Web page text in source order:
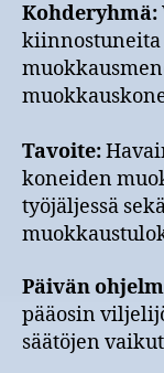
Kohderyhmä:
Tavoite:
koneiden
työjäljessä
Päivän
pääosin
säätöjen